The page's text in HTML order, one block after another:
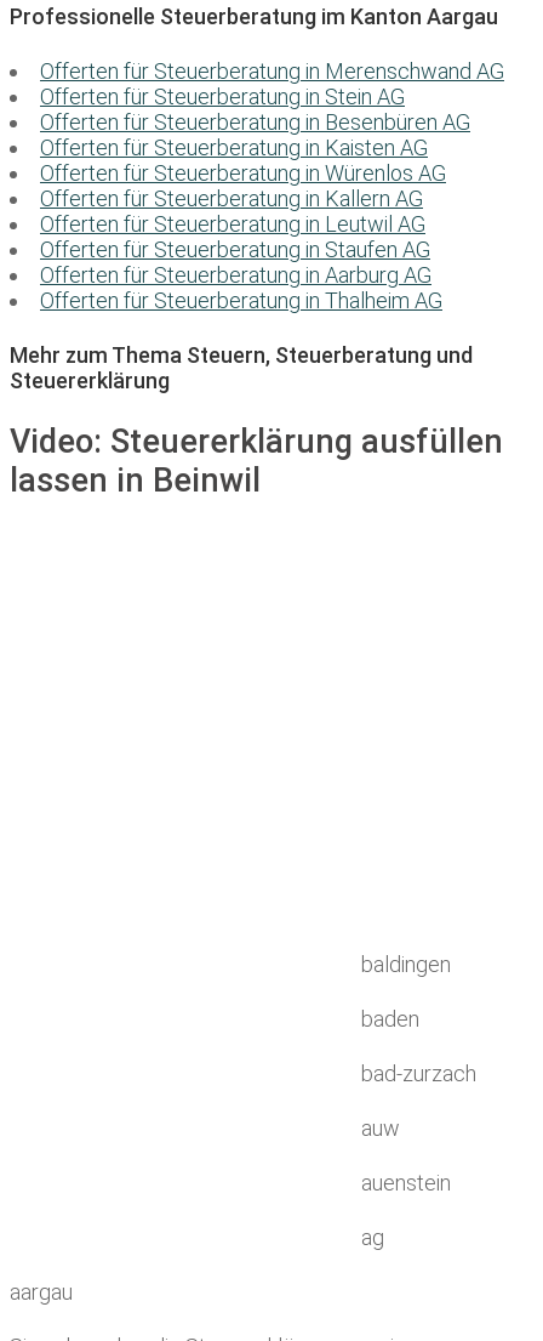
Professionelle Steuerberatung im Kanton Aargau
Offerten für Steuerberatung in Merenschwand AG
Offerten für Steuerberatung in Stein AG
Offerten für Steuerberatung in Besenbüren AG
Offerten für Steuerberatung in Kaisten AG
Offerten für Steuerberatung in Würenlos AG
Offerten für Steuerberatung in Kallern AG
Offerten für Steuerberatung in Leutwil AG
Offerten für Steuerberatung in Staufen AG
Offerten für Steuerberatung in Aarburg AG
Offerten für Steuerberatung in Thalheim AG
Mehr zum Thema Steuern, Steuerberatung und
Steuererklärung
Video: Steuererklärung ausfüllen
lassen in Beinwil
baldingen
baden
bad-zurzach
auw
auenstein
ag
aargau